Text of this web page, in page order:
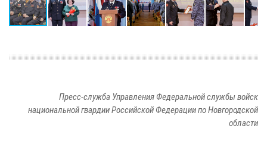
Пресс-служба Управления Федеральной службы войск
национальной гвардии Российской Федерации по Новгородской
области